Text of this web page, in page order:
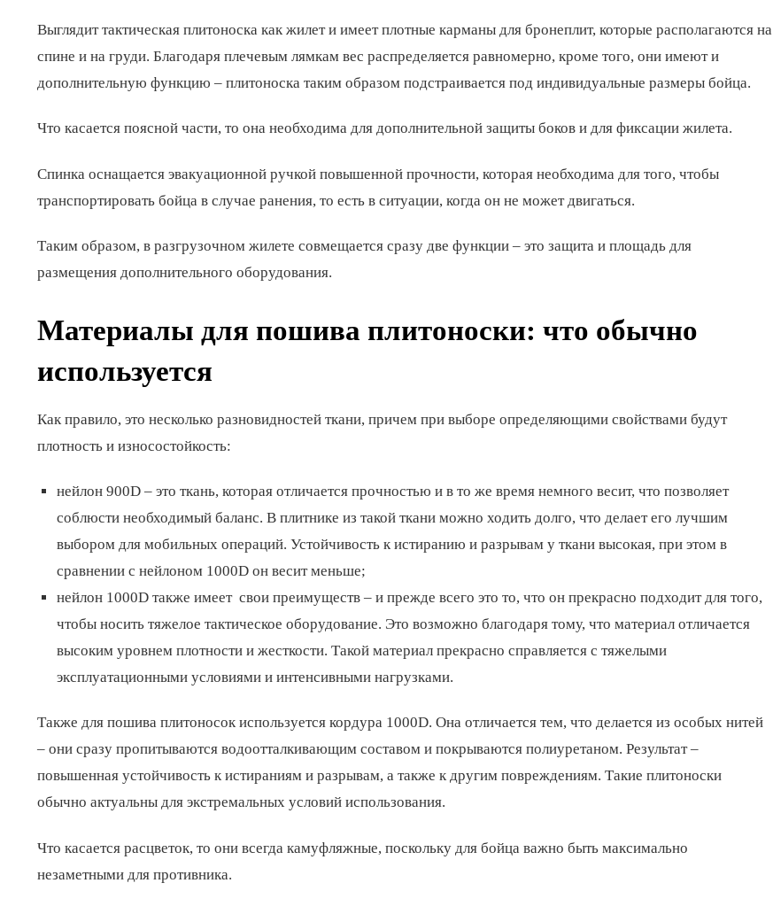
Выглядит тактическая плитоноска как жилет и имеет плотные карманы для бронеплит, которые располагаются на
спине и на груди. Благодаря плечевым лямкам вес распределяется равномерно, кроме того, они имеют и
дополнительную функцию – плитоноска таким образом подстраивается под индивидуальные размеры бойца.
Что касается поясной части, то она необходима для дополнительной защиты боков и для фиксации жилета.
Спинка оснащается эвакуационной ручкой повышенной прочности, которая необходима для того, чтобы
транспортировать бойца в случае ранения, то есть в ситуации, когда он не может двигаться.
Таким образом, в разгрузочном жилете совмещается сразу две функции – это защита и площадь для
размещения дополнительного оборудования.
Материалы для пошива плитоноски: что обычно
используется
Как правило, это несколько разновидностей ткани, причем при выборе определяющими свойствами будут
плотность и износостойкость:
нейлон 900D – это ткань, которая отличается прочностью и в то же время немного весит, что позволяет
соблюсти необходимый баланс. В плитнике из такой ткани можно ходить долго, что делает его лучшим
выбором для мобильных операций. Устойчивость к истиранию и разрывам у ткани высокая, при этом в
сравнении с нейлоном 1000D он весит меньше;
нейлон 1000D также имеет свои преимуществ – и прежде всего это то, что он прекрасно подходит для того,
чтобы носить тяжелое тактическое оборудование. Это возможно благодаря тому, что материал отличается
высоким уровнем плотности и жесткости. Такой материал прекрасно справляется с тяжелыми
эксплуатационными условиями и интенсивными нагрузками.
Также для пошива плитоносок используется кордура 1000D. Она отличается тем, что делается из особых нитей
– они сразу пропитываются водоотталкивающим составом и покрываются полиуретаном. Результат –
повышенная устойчивость к истираниям и разрывам, а также к другим повреждениям. Такие плитоноски
обычно актуальны для экстремальных условий использования.
Что касается расцветок, то они всегда камуфляжные, поскольку для бойца важно быть максимально
незаметными для противника.